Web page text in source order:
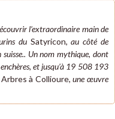
l’extraordinaire main de
du Satyricon, au côté de
Un nom mythique, dont
et jusqu’à 19 508 193
Arbres à Collioure, une œuvre